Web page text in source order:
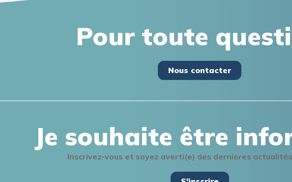
Pour toute
Nous contacter
Je souhaite être
Inscrivez-vous et soyez averti(e) des dernières actualités